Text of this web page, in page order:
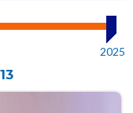
2025